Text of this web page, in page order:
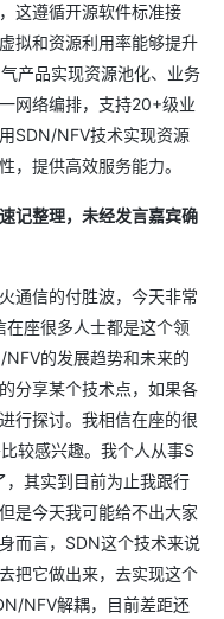
这遵循开源软件标准接
拟和资源利用率能够提升
产品实现资源池化、业务
网络编排，支持20+级业
SDN/NFV技术实现资源
，提供高效服务能力。
记整理，未经发言嘉宾确
通信的付胜波，今天非常
座很多人士都是这个领
的发展趋势和未来的
分享某个技术点，如果各
行探讨。我相信在座的很
较感兴趣。我个人从事S
其实到目前为止我跟行
是今天我可能给不出大家
而言，SDN这个技术来说
把它做出来，去实现这个
NFV解耦，目前差距还